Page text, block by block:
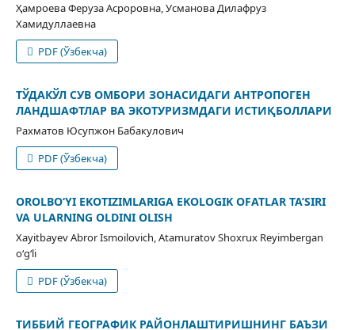
Ҳамроева Феруза Асроровна, Усманова Дилафруз
Хамидуллаевна
PDF (Ўзбекча)
ТЎДАКЎЛ СУВ ОМБОРИ ЗОНАСИДАГИ АНТРОПОГЕН
ЛАНДШАФТЛАР ВА ЭКОТУРИЗМДАГИ ИСТИҚБОЛЛАРИ
Рахматов Юсупжон Бабакулович
PDF (Ўзбекча)
OROLBO‘YI EKOTIZIMLARIGA EKOLOGIK OFATLAR TA’SIRI
VA ULARNING OLDINI OLISH
Xayitbayev Abror Ismoilovich, Atamuratov Shoxrux Reyimbergan
o‘g‘li
PDF (Ўзбекча)
ТИББИЙ ГЕОГРАФИК РАЙОНЛАШТИРИШНИНГ БАЪЗИ